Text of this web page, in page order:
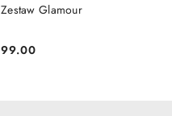
Zestaw Glamour
Cena:
99.00